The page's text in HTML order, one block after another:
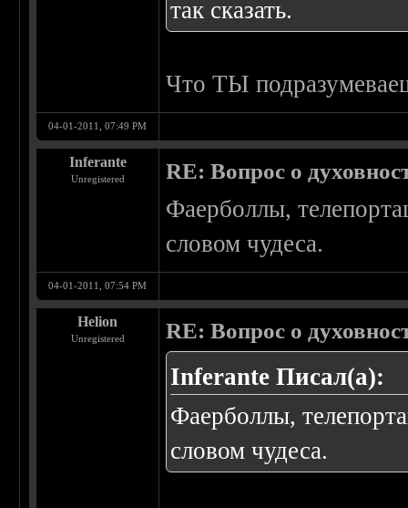
так сказать.
Что ТЫ
04-01-2011, 07:49 PM
Inferante
Unregistered RE: Вопрос о
Фаерболлы,
словом чудеса.
04-01-2011, 07:54 PM
Helion
Unregistered RE: Вопрос о
Inferante Писал(а):
Фаерболлы,
словом чудеса.